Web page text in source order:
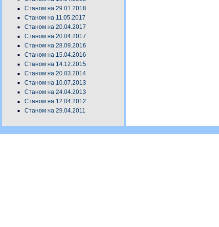
Станом на 29.01.2018
Станом на 11.05.2017
Станом на 20.04.2017
Станом на 20.04.2017
Станом на 28.09.2016
Станом на 15.04.2016
Станом на 14.12.2015
Станом на 20.03.2014
Станом на 10.07.2013
Станом на 24.04.2013
Станом на 12.04.2012
Станом на 29.04.2011